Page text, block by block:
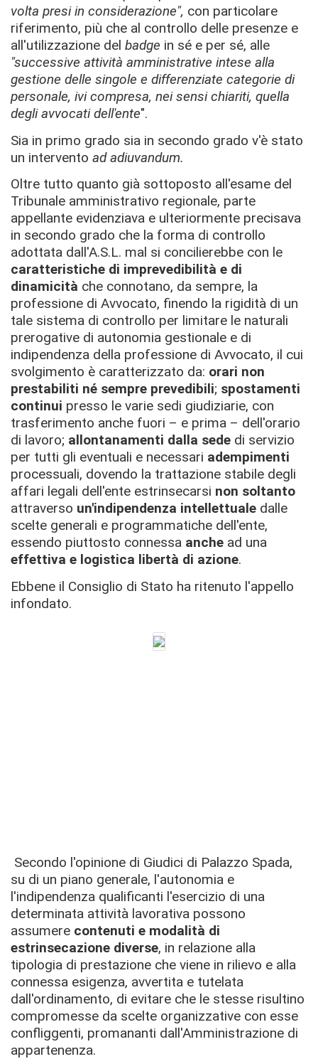
volta presi in considerazione", con particolare
riferimento, più che al controllo delle presenze e
all'utilizzazione del badge in sé e per sé, alle
"successive attività amministrative intese alla
gestione delle singole e differenziate categorie di
personale, ivi compresa, nei sensi chiariti, quella
degli avvocati dell'ente".
Sia in primo grado sia in secondo grado v'è stato
un intervento ad adiuvandum.
Oltre tutto quanto già sottoposto all'esame del
Tribunale amministrativo regionale, parte
appellante evidenziava e ulteriormente precisava
in secondo grado che la forma di controllo
adottata dall'A.S.L. mal si concilierebbe con le
caratteristiche di imprevedibilità e di
dinamicità che connotano, da sempre, la
professione di Avvocato, finendo la rigidità di un
tale sistema di controllo per limitare le naturali
prerogative di autonomia gestionale e di
indipendenza della professione di Avvocato, il cui
svolgimento è caratterizzato da: orari non
prestabiliti né sempre prevedibili; spostamenti
continui presso le varie sedi giudiziarie, con
trasferimento anche fuori – e prima – dell'orario
di lavoro; allontanamenti dalla sede di servizio
per tutti gli eventuali e necessari adempimenti
processuali, dovendo la trattazione stabile degli
affari legali dell'ente estrinsecarsi non soltanto
attraverso un'indipendenza intellettuale dalle
scelte generali e programmatiche dell'ente,
essendo piuttosto connessa anche ad una
effettiva e logistica libertà di azione.
Ebbene il Consiglio di Stato ha ritenuto l'appello
infondato.
Secondo l'opinione di Giudici di Palazzo Spada,
su di un piano generale, l'autonomia e
l'indipendenza qualificanti l'esercizio di una
determinata attività lavorativa possono
assumere contenuti e modalità di
estrinsecazione diverse, in relazione alla
tipologia di prestazione che viene in rilievo e alla
connessa esigenza, avvertita e tutelata
dall'ordinamento, di evitare che le stesse risultino
compromesse da scelte organizzative con esse
confliggenti, promananti dall'Amministrazione di
appartenenza.